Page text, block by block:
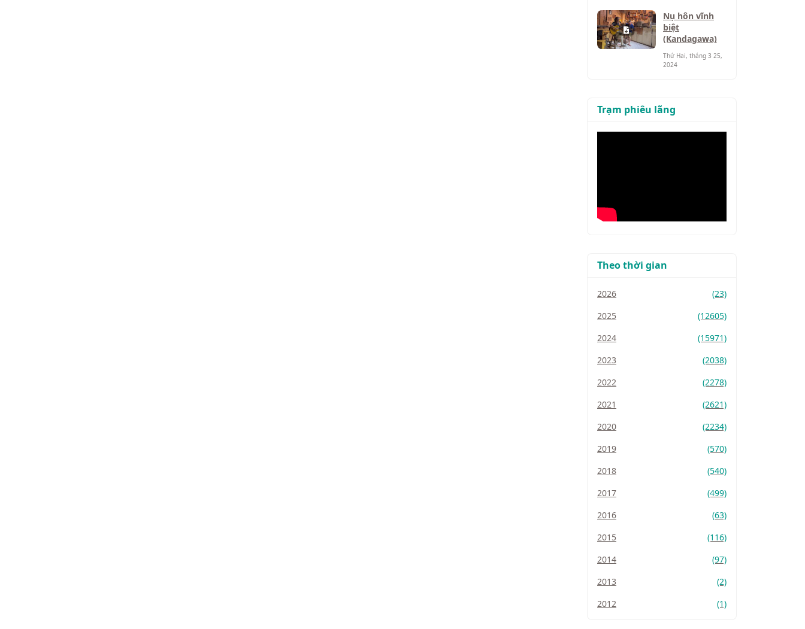
Nụ hôn vĩnh
biệt
(Kandagawa)
Thứ Hai, tháng 3 25,
2024
Trạm phiêu lãng
Theo thời gian
2026
(23)
2025
(12605)
2024
(15971)
2023
(2038)
2022
(2278)
2021
(2621)
2020
(2234)
2019
(570)
2018
(540)
2017
(499)
2016
(63)
2015
(116)
2014
(97)
2013
(2)
2012
(1)